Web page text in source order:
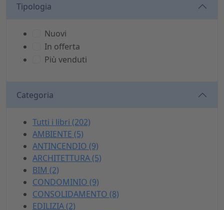
Tipologia
Nuovi
In offerta
Più venduti
Categoria
Tutti i libri (202)
AMBIENTE (5)
ANTINCENDIO (9)
ARCHITETTURA (5)
BIM (2)
CONDOMINIO (9)
CONSOLIDAMENTO (8)
EDILIZIA (2)